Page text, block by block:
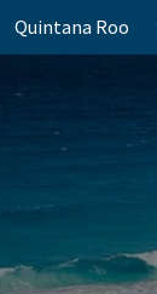
Quintana Roo